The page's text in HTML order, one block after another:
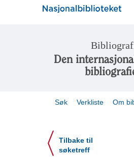
Den
Søk Verkliste Om
Tilbake til
søketreff